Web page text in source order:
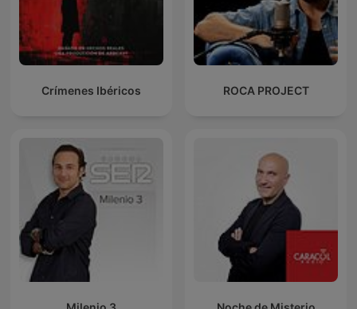
Crímenes Ibéricos ROCA PROJECT